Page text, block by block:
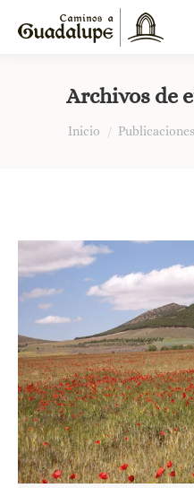
Archivos de
Estás aquí:
Inicio